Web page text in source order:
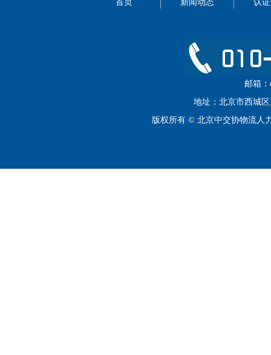
首页 新闻动态 认
邮箱：
地址：北京市西城区
版权所有 © 北京中交协物流人